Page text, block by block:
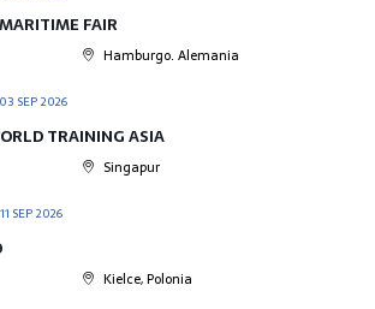
FAIR
Hamburgo. Alemania
SEP 2026
TRAINING ASIA
Singapur
SEP 2026
Kielce, Polonia